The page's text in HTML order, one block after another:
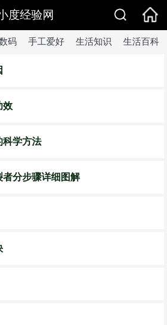
度经验网
码 手工爱好 生活知识 生活百科
效
科学方法
分步骤详细图解